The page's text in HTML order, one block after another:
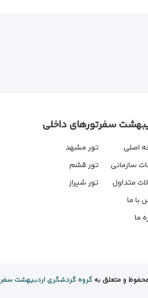
سفر
اصلی
سازمانی
متداول
با ما
ما
تورهای داخلی
تور مشهد
تور قشم
تور شیراز
و متعلق به گروه گردشگری اردبیهشت سفر